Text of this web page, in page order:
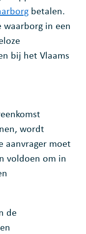
betalen.
in een
bij het Vlaams
wordt
aanvrager moet
voldoen om in
de